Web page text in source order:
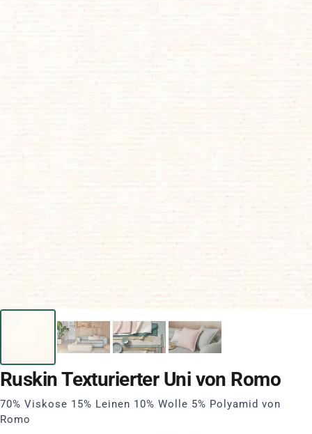
Ruskin Texturierter Uni von Romo
70% Viskose 15% Leinen 10% Wolle 5% Polyamid von
Romo